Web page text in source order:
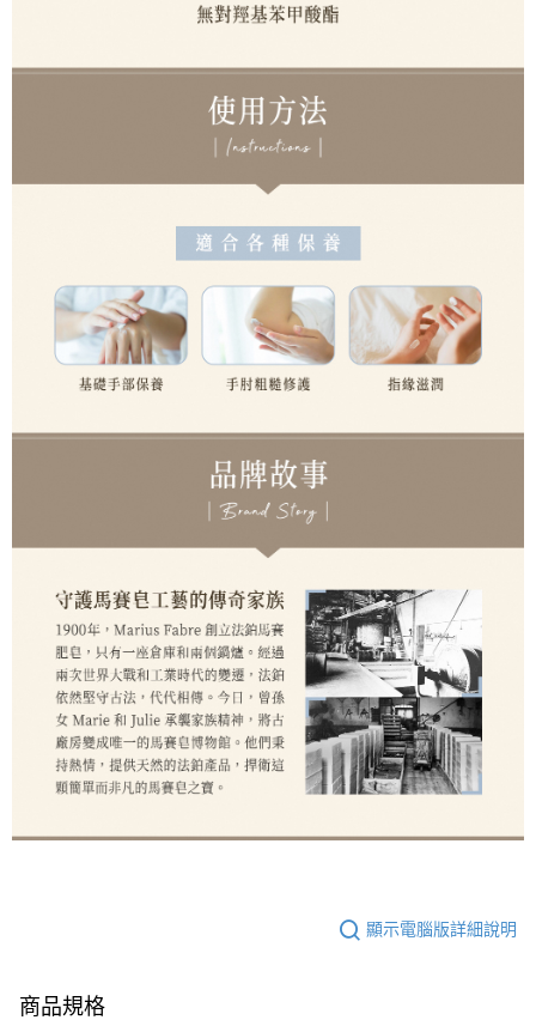
顯示電腦版詳細說明
商品規格